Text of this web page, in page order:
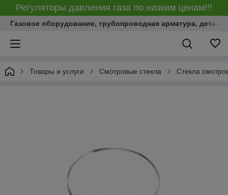
Регуляторы давления газа по низким ценам!!!
Газовое оборудование, трубопроводная арматура,
Товары и услуги Смотровые стекла Стекла